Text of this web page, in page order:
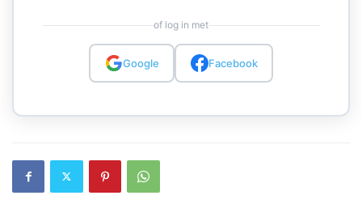
of log in met
Google Facebook